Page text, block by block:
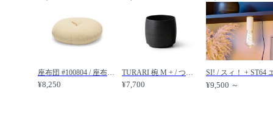
¥8,250 ¥7,700 ¥9,500 ～